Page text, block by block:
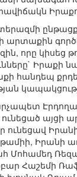
արտաքին
որը կիսեց
Իրաքի
հանդեպ
այցի
ունեցավ
Իրանի
Մոհամեդ
Հաշեմի